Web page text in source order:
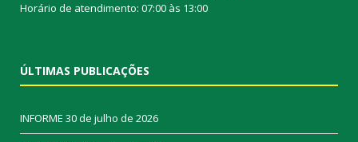
Horário de atendimento: 07:00 às 13:00
ÚLTIMAS PUBLICAÇÕES
INFORME 30 de julho de 2026